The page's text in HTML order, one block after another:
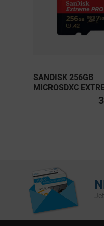
SANDISK 256GB
MICROSDXC
PRO UHS-I U3,